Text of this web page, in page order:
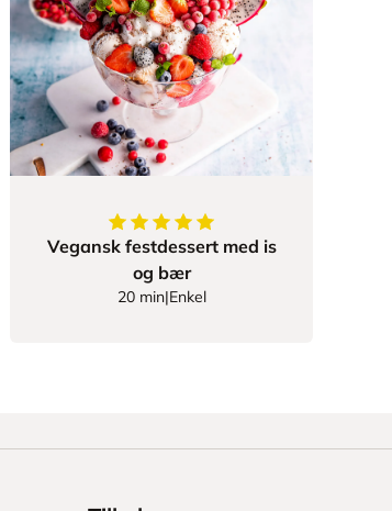
5av5stjerner
Vegansk festdessert med is
og bær
20 min|Enkel